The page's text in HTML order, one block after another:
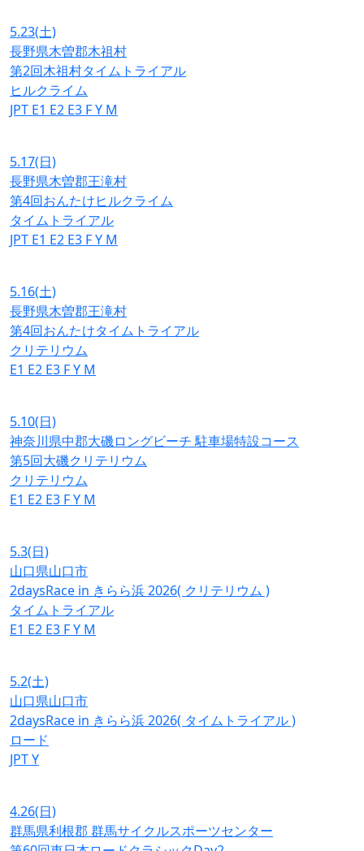
5.23(土)
長野県木曽郡木祖村
第2回木祖村タイムトライアル
ヒルクライム
JPT E1 E2 E3 FY M
5.17(日)
長野県木曽郡王滝村
第4回おんたけヒルクライム
タイムトライアル
JPT E1 E2 E3 FY M
5.16(土)
長野県木曽郡王滝村
第4回おんたけタイムトライアル
クリテリウム
E1 E2 E3 FY M
5.10(日)
神奈川県中郡大磯ロングビーチ 駐車場特設コース
第5回大磯クリテリウム
クリテリウム
E1 E2 E3 FY M
5.3(日)
山口県山口市
2daysRace in きらら浜 2026( クリテリウム )
タイムトライアル
E1 E2 E3 FY M
5.2(土)
山口県山口市
2daysRace in きらら浜 2026( タイムトライアル )
ロード
JPTY
4.26(日)
群馬県利根郡 群馬サイクルスポーツセンター